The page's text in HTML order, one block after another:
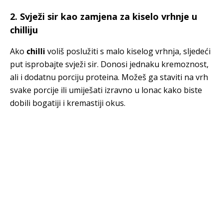
2. Svježi sir kao zamjena za kiselo vrhnje u
chilliju
Ako chilli voliš poslužiti s malo kiselog vrhnja, sljedeći
put isprobajte svježi sir. Donosi jednaku kremoznost,
ali i dodatnu porciju proteina. Možeš ga staviti na vrh
svake porcije ili umiješati izravno u lonac kako biste
dobili bogatiji i kremastiji okus.